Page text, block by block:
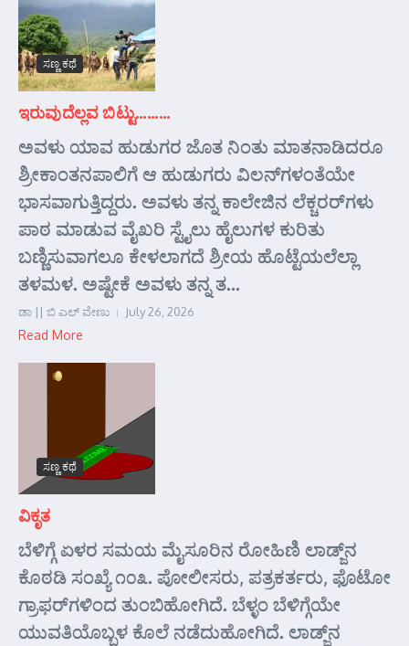
ಸಣ್ಣ ಕಥೆ
ಇರುವುದೆಲ್ಲವ ಬಿಟ್ಟು………
ಅವಳು ಯಾವ ಹುಡುಗರ ಜೊತ ನಿಂತು ಮಾತನಾಡಿದರೂ
ಶ್ರೀಕಾಂತನಪಾಲಿಗೆ ಆ ಹುಡುಗರು ವಿಲನ್‌ಗಳಂತೆಯೇ
ಭಾಸವಾಗುತ್ತಿದ್ದರು. ಅವಳು ತನ್ನ ಕಾಲೇಜಿನ ಲೆಕ್ಚರರ್‌ಗಳು
ಪಾಠ ಮಾಡುವ ವೈಖರಿ ಸ್ಟೈಲು ಹೈಲುಗಳ ಕುರಿತು
ಬಣ್ಣಿಸುವಾಗಲೂ ಕೇಳಲಾಗದೆ ಶ್ರೀಯ ಹೊಟ್ಟೆಯಲೆಲ್ಲಾ
ತಳಮಳ. ಅಷ್ಟೇಕೆ ಅವಳು ತನ್ನ ತ...
ಡಾ || ಬಿ ಎಲ್ ವೇಣು July 26, 2026
Read More
ಸಣ್ಣ ಕಥೆ
ವಿಕೃತ
ಬೆಳಿಗ್ಗೆ ಏಳರ ಸಮಯ ಮೈಸೂರಿನ ರೋಹಿಣಿ ಲಾಡ್ಜ್‌ನ
ಕೊಠಡಿ ಸಂಖ್ಯೆ ೧೦೩. ಪೋಲೀಸರು, ಪತ್ರಕರ್ತರು, ಫೊಟೋ
ಗ್ರಾಫರ್‌ಗಳಿಂದ ತುಂಬಿಹೋಗಿದೆ. ಬೆಳ್ಳಂ ಬೆಳಿಗ್ಗೆಯೇ
ಯುವತಿಯೊಬ್ಬಳ ಕೊಲೆ ನಡೆದುಹೋಗಿದೆ. ಲಾಡ್ಜ್‌ನ